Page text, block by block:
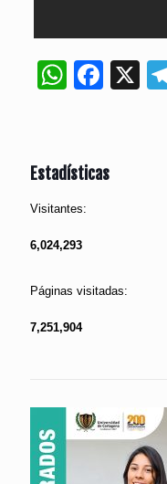
X
Estadísticas
Visitantes:
6,024,293
Páginas visitadas:
7,251,904